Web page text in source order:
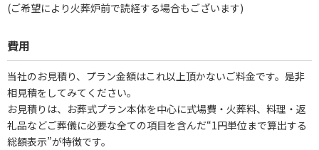
(ご希望により火葬炉前で読経する場合もございます)
費用
当社のお見積り、プラン金額はこれ以上頂かないご料金です。是非
相見積をしてみてください。
お見積りは、お葬式プラン本体を中心に式場費・火葬料、料理・返
礼品などご葬儀に必要な全ての項目を含んだ“1円単位まで算出する
総額表示”が特徴です。